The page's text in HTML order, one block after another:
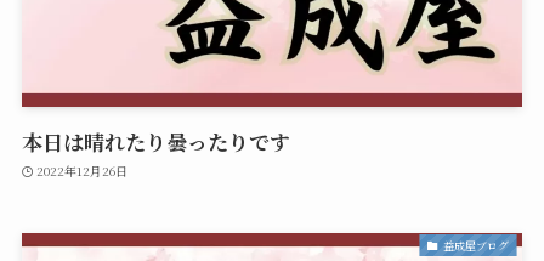
本日は晴れたり曇ったりです
2022年12月26日
益成屋ブログ